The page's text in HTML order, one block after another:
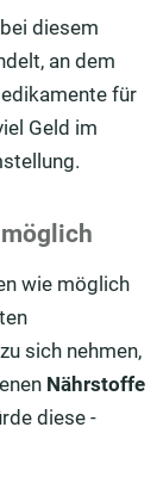
diesem
an dem
für
Geld im
wie möglich
sich nehmen,
Nährstoffe
diese